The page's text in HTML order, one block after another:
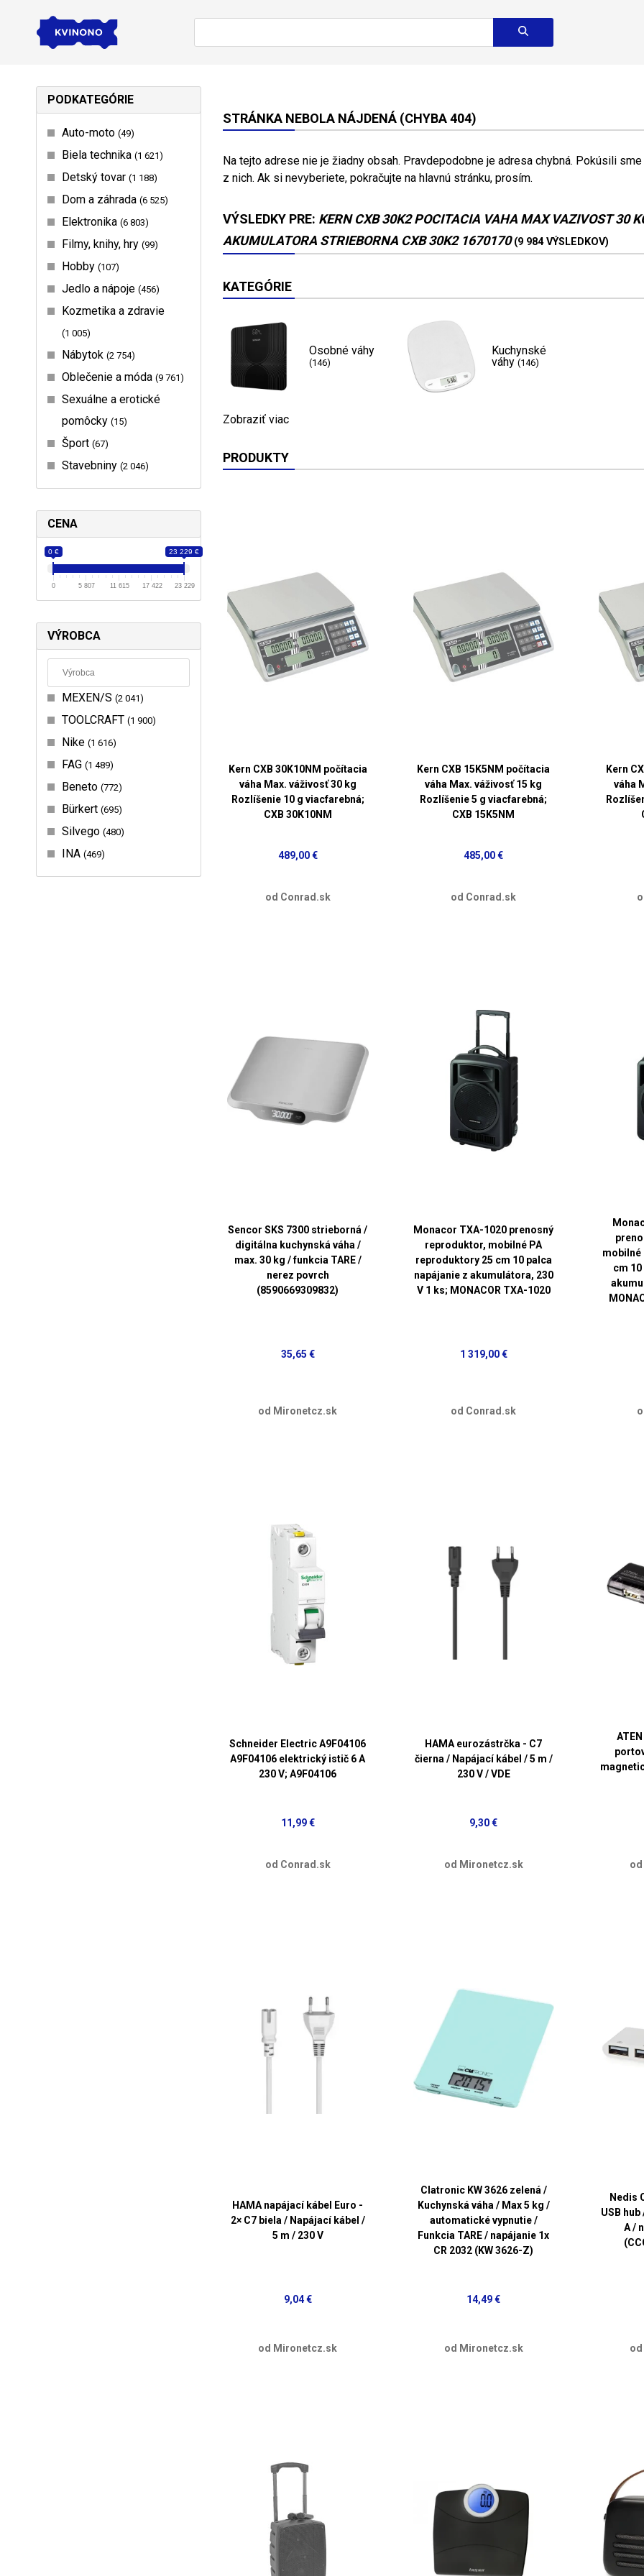
PODKATEGÓRIE
Auto-moto 49
Biela technika 1 621
Detský tovar 1 188
Dom a záhrada 6 525
Elektronika 6 803
Filmy, knihy, hry 99
Hobby 107
Jedlo a nápoje 456
Kozmetika a zdravie
1 005
Nábytok 2 754
Oblečenie a móda 9 761
Sexuálne a erotické
pomôcky 15
Šport 67
Stavebniny 2 046
CENA
0 € 23 229 €
0 5 807 11 615 17 422 23 229
VÝROBCA
MEXEN/S 2 041
TOOLCRAFT 1 900
Nike 1 616
FAG 1 489
Beneto 772
Bürkert 695
Silvego 480
INA 469
STRÁNKA NEBOLA NÁJDENÁ (CHYBA 404)
Na tejto adrese nie je žiadny obsah. Pravdepodobne je adresa chybná. Pokúsili
z nich. Ak si nevyberiete, pokračujte na hlavnú stránku, prosím.
VÝSLEDKY PRE: KERN CXB 30K2 POCITACIA VAHA MAX VAZIVOST 30
AKUMULATORA STRIEBORNA CXB 30K2 1670170 (9 984 VÝSLEDKOV)
KATEGÓRIE
Osobné váhy
(146)
Kuchynské
váhy (146)
Zobraziť viac
PRODUKTY
Kern CXB 30K10NM počítacia
váha Max. váživosť 30 kg
Rozlíšenie 10 g viacfarebná;
CXB 30K10NM
489,00 €
od Conrad.sk
Kern CXB 15K5NM počítacia
váha Max. váživosť 15 kg
Rozlíšenie 5 g viacfarebná;
CXB 15K5NM
485,00 €
od Conrad.sk
Kern
váha
Sencor SKS 7300 strieborná /
digitálna kuchynská váha /
max. 30 kg / funkcia TARE /
nerez povrch
(8590669309832)
35,65 €
od Mironetcz.sk
Monacor TXA-1020 prenosný
reproduktor, mobilné PA
reproduktory 25 cm 10 palca
napájanie z akumulátora, 230
V 1 ks; MONACOR TXA-1020
1 319,00 €
od Conrad.sk
mobilné
cm
Schneider Electric A9F04106
A9F04106 elektrický istič 6 A
230 V; A9F04106
11,99 €
od Conrad.sk
HAMA eurozástrčka - C7
čierna / Napájací kábel / 5 m /
230 V / VDE
9,30 €
od Mironetcz.sk
HAMA napájací kábel Euro -
2× C7 biela / Napájací kábel /
5 m / 230 V
9,04 €
od Mironetcz.sk
Clatronic KW 3626 zelená /
Kuchynská váha / Max 5 kg /
automatické vypnutie /
Funkcia TARE / napájanie 1x
CR 2032 (KW 3626-Z)
14,49 €
od Mironetcz.sk
Nedis
USB hub
A /